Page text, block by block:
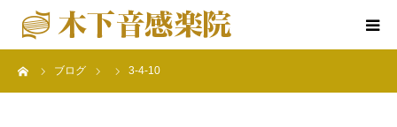
ブログ 3-4-10
ホーム